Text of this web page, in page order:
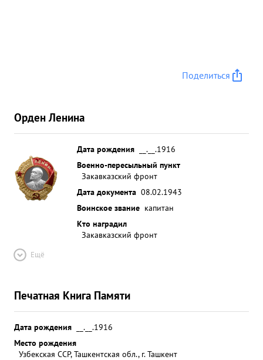
Поделиться
Орден Ленина
Дата рождения
__.__.1916
Военно-пересыльный пункт
Закавказский фронт
Дата документа 08.02.1943
Воинское звание капитан
Кто наградил
Закавказский фронт
Ещё
Печатная Книга Памяти
Дата рождения
__.__.1916
Место рождения
Узбекская ССР, Ташкентская обл., г. Ташкент